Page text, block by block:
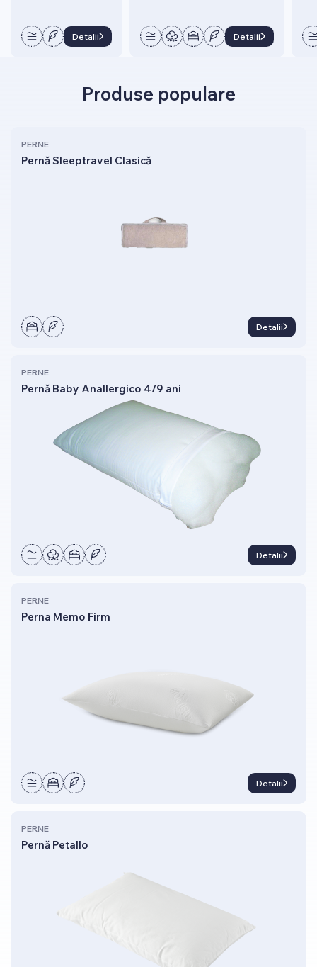
Detalii Detalii
Produse populare
PERNE
Pernă Sleeptravel Clasică
Detalii
PERNE
Pernă Baby Anallergico 4/9 ani
Detalii
PERNE
Perna Memo Firm
Detalii
PERNE
Pernă Petallo